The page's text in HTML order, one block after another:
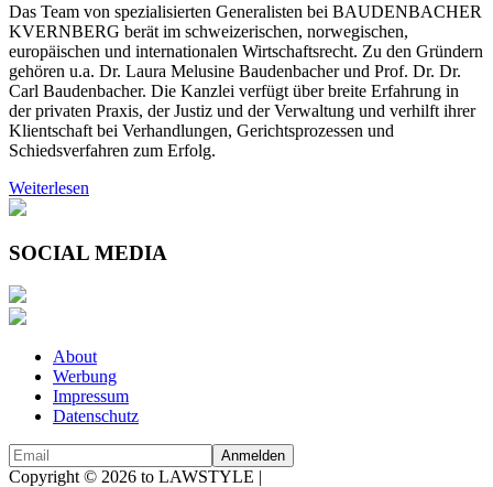
Das Team von spezialisierten Generalisten bei BAUDENBACHER
KVERNBERG berät im schweizerischen, norwegischen,
europäischen und internationalen Wirtschaftsrecht. Zu den Gründern
gehören u.a. Dr. Laura Melusine Baudenbacher und Prof. Dr. Dr.
Carl Baudenbacher. Die Kanzlei verfügt über breite Erfahrung in
der privaten Praxis, der Justiz und der Verwaltung und verhilft ihrer
Klientschaft bei Verhandlungen, Gerichtsprozessen und
Schiedsverfahren zum Erfolg.
Weiterlesen
SOCIAL MEDIA
About
Werbung
Impressum
Datenschutz
Copyright © 2026 to LAWSTYLE |